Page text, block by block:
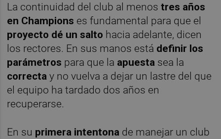
La continuidad del club al menostres años
en Champions es fundamental para que el
proyecto dé un salto hacia adelante, dicen
los rectores. En sus manos está definir los
parámetros para que la apuesta sea la
correctay no vuelva a dejar un lastre del que
el equipo ha tardado dos años en
recuperarse.
En su primera intentona de manejar un club